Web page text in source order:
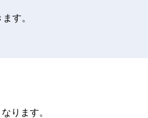
す。
ります。